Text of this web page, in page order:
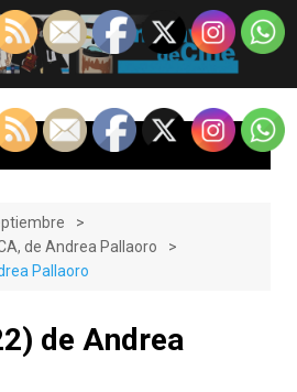
EnClave de Cine
Punto de encuentro para los
de Andrea Pallaoro
Pallaoro
de Andrea